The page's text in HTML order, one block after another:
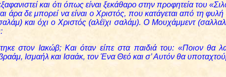
και ότι όπως είναι ξεκάθαρο στην προφητεία του
δε μπορεί να είναι ο Χριστός, που κατάγεται από τη φυλή
και όχι ο Χριστός (αλέϊχι σαλάμ). Ο Μουχάμμεντ
στον Ιακώβ; Και όταν είπε στα παιδιά του: «Ποιον
Ισμαήλ και Ισαάκ, τον Ένα Θεό και σ’ Αυτόν θα